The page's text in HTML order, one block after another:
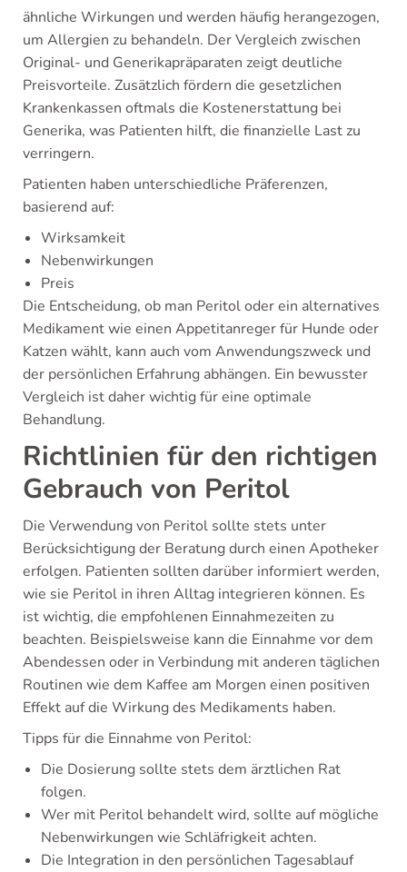
ähnliche Wirkungen und werden häufig herangezogen,
um Allergien zu behandeln. Der Vergleich zwischen
Original- und Generikapräparaten zeigt deutliche
Preisvorteile. Zusätzlich fördern die gesetzlichen
Krankenkassen oftmals die Kostenerstattung bei
Generika, was Patienten hilft, die finanzielle Last zu
verringern.
Patienten haben unterschiedliche Präferenzen,
basierend auf:
Wirksamkeit
Nebenwirkungen
Preis
Die Entscheidung, ob man Peritol oder ein alternatives
Medikament wie einen Appetitanreger für Hunde oder
Katzen wählt, kann auch vom Anwendungszweck und
der persönlichen Erfahrung abhängen. Ein bewusster
Vergleich ist daher wichtig für eine optimale
Behandlung.
Richtlinien für den richtigen
Gebrauch von Peritol
Die Verwendung von Peritol sollte stets unter
Berücksichtigung der Beratung durch einen Apotheker
erfolgen. Patienten sollten darüber informiert werden,
wie sie Peritol in ihren Alltag integrieren können. Es
ist wichtig, die empfohlenen Einnahmezeiten zu
beachten. Beispielsweise kann die Einnahme vor dem
Abendessen oder in Verbindung mit anderen täglichen
Routinen wie dem Kaffee am Morgen einen positiven
Effekt auf die Wirkung des Medikaments haben.
Tipps für die Einnahme von Peritol:
Die Dosierung sollte stets dem ärztlichen Rat
folgen.
Wer mit Peritol behandelt wird, sollte auf mögliche
Nebenwirkungen wie Schläfrigkeit achten.
Die Integration in den persönlichen Tagesablauf